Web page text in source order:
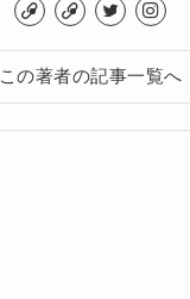
この著者の記事一覧へ